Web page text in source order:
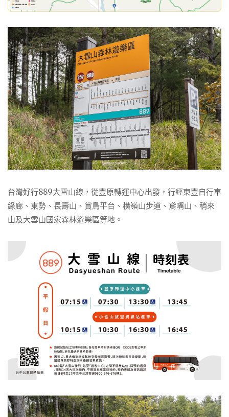
台灣好行889大雪山線，從豐原轉運中心出發，行經東豐自行車
綠廊、東勢、長壽山、賞鳥平台、橫嶺山步道、鳶嘴山、稍來
山及大雪山國家森林遊樂區等地。